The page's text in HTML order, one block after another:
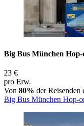
Big Bus München
23 €
pro Erw.
Von 80% der Reisenden
Big Bus München Hop-